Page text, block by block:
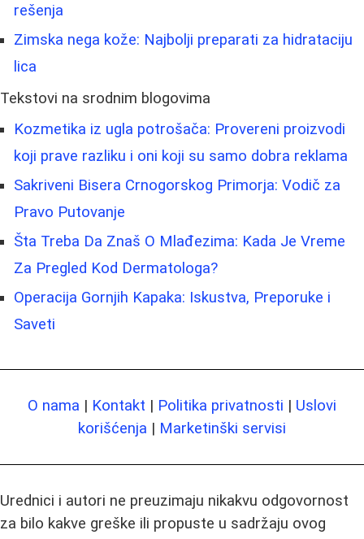
rešenja
Zimska nega kože: Najbolji preparati za hidrataciju
lica
Tekstovi na srodnim blogovima
Kozmetika iz ugla potrošača: Provereni proizvodi
koji prave razliku i oni koji su samo dobra reklama
Sakriveni Bisera Crnogorskog Primorja: Vodič za
Pravo Putovanje
Šta Treba Da Znaš O Mlađezima: Kada Je Vreme
Za Pregled Kod Dermatologa?
Operacija Gornjih Kapaka: Iskustva, Preporuke i
Saveti
O nama | Kontakt | Politika privatnosti | Uslovi
korišćenja | Marketinški servisi
Urednici i autori ne preuzimaju nikakvu odgovornost
za bilo kakve greške ili propuste u sadržaju ovog